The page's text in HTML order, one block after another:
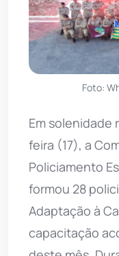
Foto:
Em solenidade
feira (17), a
Policiamento
formou 28
Adaptação à
capacitação